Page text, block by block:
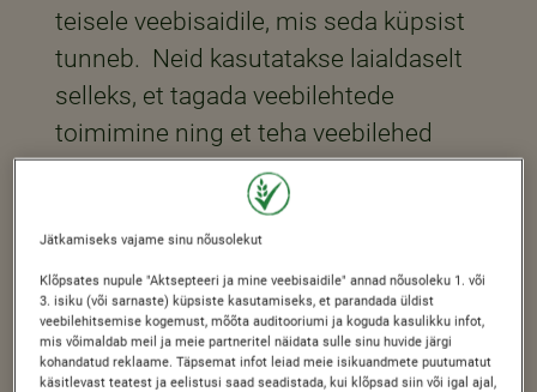
teisele veebisaidile, mis seda küpsist
tunneb. Neid kasutatakse laialdaselt
selleks, et tagada veebilehtede
toimimine ning et teha veebilehed
efektiivsemaks, samuti selleks, et
anda veebilehe omanikele
informatsiooni.
Kasutame siinses teatises mõistet
’küpsised’ ka kõikide sarnaste
tehnoloogiate tähenduses, näiteks
Jätkamiseks vajame sinu nõusolekut
Klõpsates nupule "Aktsepteeri ja mine veebisaidile" annad nõusoleku 1. või
3. isiku (või sarnaste) küpsiste kasutamiseks, et parandada üldist
veebilehitsemise kogemust, mõõta auditooriumi ja koguda kasulikku infot,
mis võimaldab meil ja meie partneritel näidata sulle sinu huvide järgi
kohandatud reklaame. Täpsemat infot leiad meie isikuandmete puutumatut
käsitlevast teatest ja eelistusi saad seadistada, kui klõpsad siin või igal ajal,